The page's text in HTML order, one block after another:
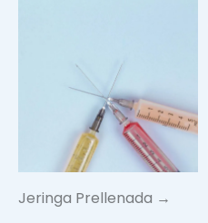
Jeringa Prellenada →